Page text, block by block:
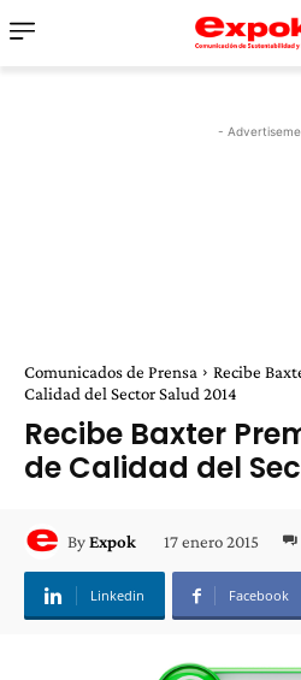
-
Comunicados de Prensa
Recibe
Calidad del Sector Salud 2014
Recibe Baxter
de Calidad del
ByExpok 17 enero 2015
Linkedin Facebook